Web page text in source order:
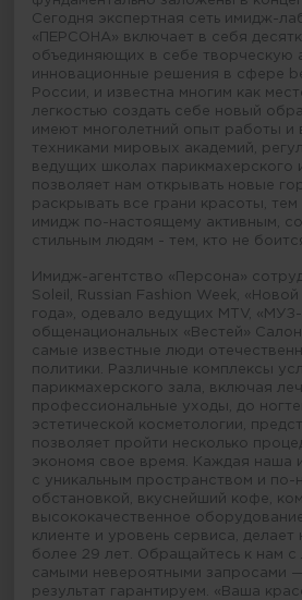
Сегодня экспертная сеть имидж-
«ПЕРСОНА» включает в себя
объединяющих в себе творческую
инновационные решения в сфере
России, и известна многим как
легкостью создать себе новый
имеют многолетний опыт работы и
техниками мировых академий,
ведущих школах парикмахерского
позволяет нам открывать новые
раскрывать все грани красоты,
имидж по-настоящему активным,
стильным людям - тем, кто не
Имидж-агентство «Персона»
Soleil, Russian Fashion Week,
года», одевало ведущих MTV,
общенациональных «Вестей»
самые известные люди
политики. Различные комплексы
парикмахерского зала, включая
профессиональные уходы, до
эстетической косметологии,
позволяет пройти несколько
экономя свое время. Каждая наша
с уникальным пространством и
обстановкой, вкуснейший кофе,
высококачественное
клиенте и уровень сервиса,
более 29 лет. Обращайтесь к нам
самыми невероятными запросами
результат гарантируем. «Ваша